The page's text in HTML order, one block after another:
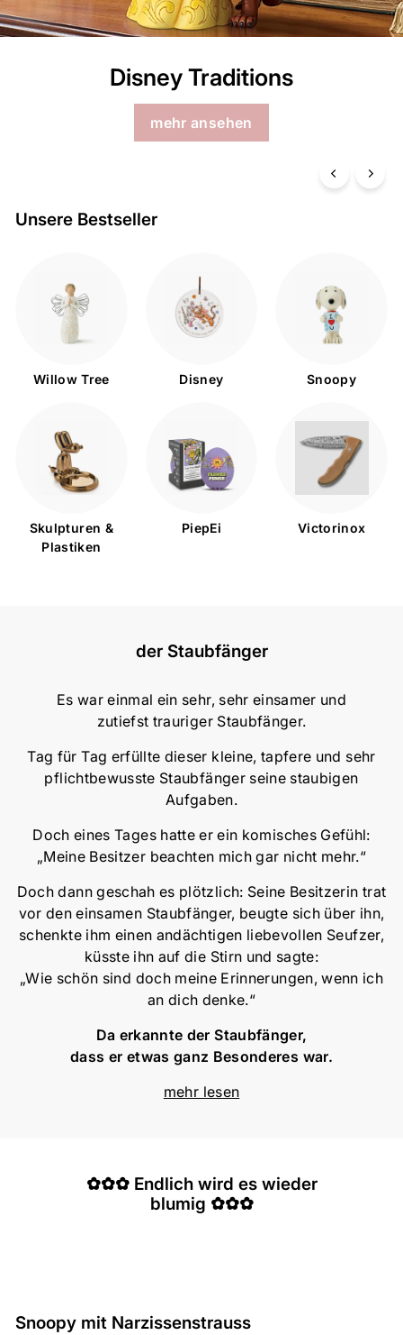
Disney Traditions
mehr ansehen
Unsere Bestseller
Willow Tree Disney Snoopy
Skulpturen &
Plastiken
PiepEi Victorinox
der Staubfänger
Es war einmal ein sehr, sehr einsamer und
zutiefst trauriger Staubfänger.
Tag für Tag erfüllte dieser kleine, tapfere und sehr
pflichtbewusste Staubfänger seine staubigen
Aufgaben.
Doch eines Tages hatte er ein komisches Gefühl:
„Meine Besitzer beachten mich gar nicht mehr.“
Doch dann geschah es plötzlich: Seine Besitzerin trat
vor den einsamen Staubfänger, beugte sich über ihn,
schenkte ihm einen andächtigen liebevollen Seufzer,
küsste ihn auf die Stirn und sagte:
„Wie schön sind doch meine Erinnerungen, wenn ich
an dich denke.“
Da erkannte der Staubfänger,
dass er etwas ganz Besonderes war.
mehr lesen
✿✿✿ Endlich wird es wieder
blumig ✿✿✿
Snoopy mit Narzissenstrauss